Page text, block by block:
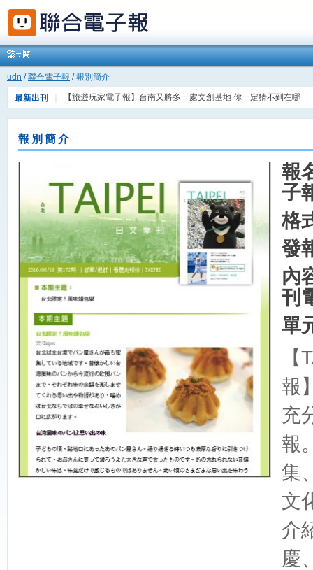
udn /聯合電子報 / 報別簡介
最新出刊 【旅遊玩家電子報】台南又將多一處文創基地 你一定猜不到在哪
報別簡介
報
子
格
發
內
刊
單
報
充
報
集
文
介
慶